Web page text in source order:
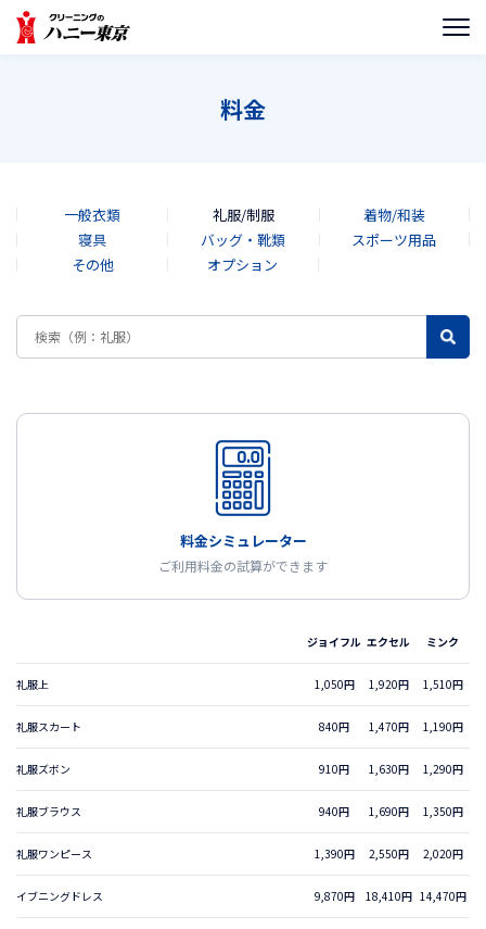
料金
一般衣類 礼服/制服
着物/和装
寝具
バッグ・靴類
スポーツ用品
その他
オプション
料金シミュレーター
ご利用料金の試算ができます
ジョイフル エクセル ミンク
礼服上 1,050円 1,920円 1,510円
礼服スカート 840円 1,470円 1,190円
礼服ズボン 910円 1,630円 1,290円
礼服ブラウス 940円 1,690円 1,350円
礼服ワンピース 1,390円 2,550円 2,020円
イブニングドレス 9,870円 18,410円 14,470円